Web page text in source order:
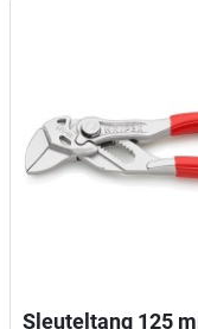
Sleuteltang 125